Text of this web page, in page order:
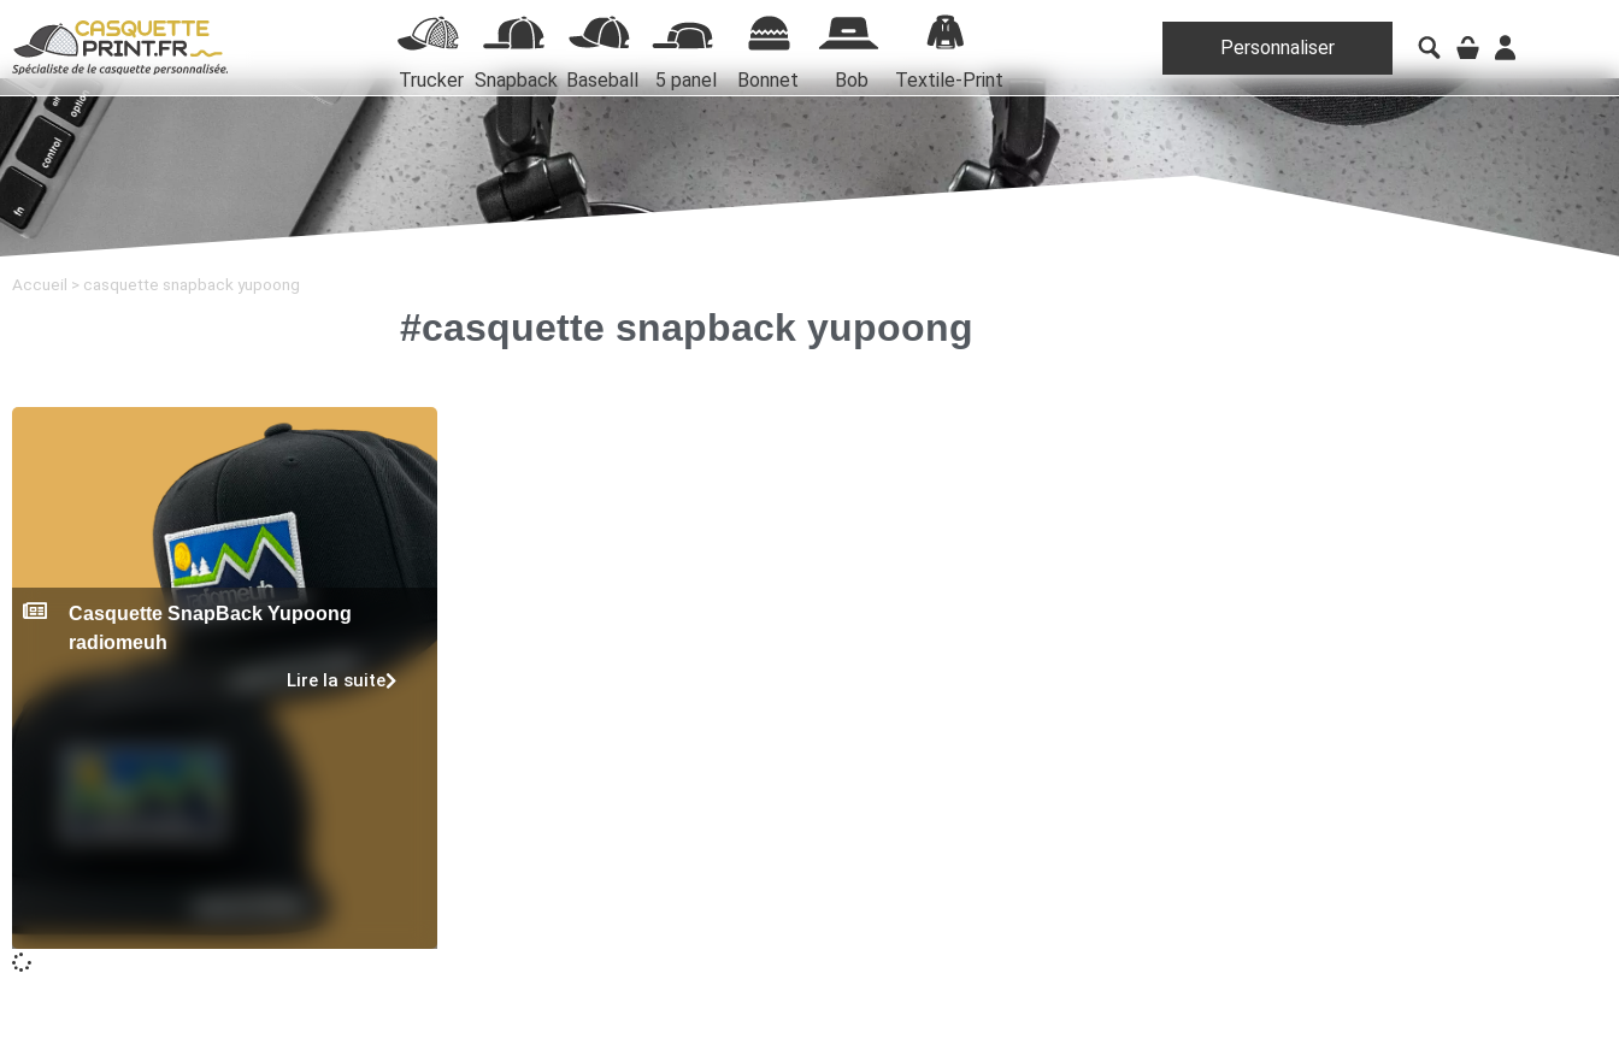
Trucker Snapback Baseball 5 panel Bonnet Bob Textile-Print
Personnaliser
Accueil > casquette snapback yupoong
#casquette snapback yupoong
Casquette SnapBack Yupoong
radiomeuh
Lire la suite